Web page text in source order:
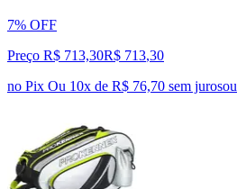
7% OFF
Preço R$ 713,30R$ 713,30
no Pix Ou 10x de R$ 76,70 sem jurosou